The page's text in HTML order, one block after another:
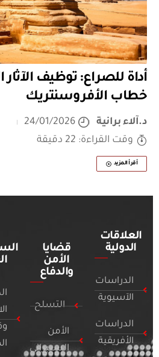
أداة للصراع: توظيف الآثار
خطاب الأفروسنتريك
د.آلاء برانية
24/01/2026
وقت القراءة: 22 دقيقة
أقرأ المزيد
العلاقات
الدولية
الدراسات
الآسيوية
الدراسات
الأفريقية
قضايا
الأمن
والدفاع
التسلح
الأمن
السيبراني